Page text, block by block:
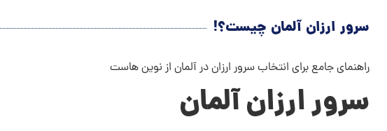
سرور ارزان آلمان چیست؟!
راهنمای جامع برای انتخاب سرور ارزان در آلمان از نوین هاست
سرور ارزان آلمان